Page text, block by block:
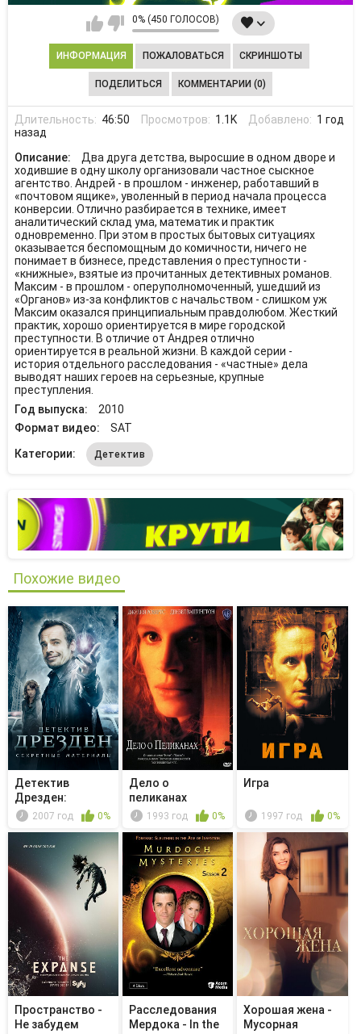
0% (450 ГОЛОСОВ)
ИНФОРМАЦИЯ ПОЖАЛОВАТЬСЯ СКРИНШОТЫ
ПОДЕЛИТЬСЯ КОММЕНТАРИИ (0)
Длительность: 46:50 Просмотров: 1.1K Добавлено: 1 год
назад
Описание:
Два друга детства, выросшие в одном дворе и
ходившие в одну школу организовали частное сыскное
агентство. Андрей - в прошлом - инженер, работавший в
«почтовом ящике», уволенный в период начала процесса
конверсии. Отлично разбирается в технике, имеет
аналитический склад ума, математик и практик
одновременно. При этом в простых бытовых ситуациях
оказывается беспомощным до комичности, ничего не
понимает в бизнесе, представления о преступности -
«книжные», взятые из прочитанных детективных романов.
Максим - в прошлом - оперуполномоченный, ушедший из
«Органов» из-за конфликтов с начальством - слишком уж
Максим оказался принципиальным правдолюбом. Жесткий
практик, хорошо ориентируется в мире городской
преступности. В отличие от Андрея отлично
ориентируется в реальной жизни. В каждой серии -
история отдельного расследования - «частные» дела
выводят наших героев на серьезные, крупные
преступления.
Год выпуска:
2010
Формат видео:
SAT
Категории:
Детектив
Похожие видео
Детектив
Дрезден:
Секретные
2007 год 0%
Дело о
пеликанах
1993 год 0%
Игра
1997 год 0%
Пространство -
Не забудем
Расследования
Мердока - In the
Хорошая жена -
Мусорная